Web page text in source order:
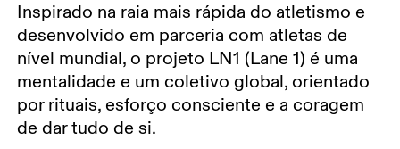
Inspirado na raia mais rápida do atletismo e
desenvolvido em parceria com atletas de
nível mundial, o projeto LN1 (Lane 1) é uma
mentalidade e um coletivo global, orientado
por rituais, esforço consciente e a coragem
de dar tudo de si.